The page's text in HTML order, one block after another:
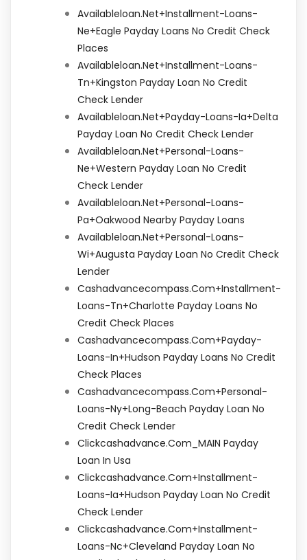
Availableloan.net+installment-Loans-
Ne+eagle Payday Loans No Credit Check
Places
Availableloan.net+installment-Loans-
Tn+kingston Payday Loan No Credit
Check Lender
Availableloan.net+payday-Loans-Ia+delta
Payday Loan No Credit Check Lender
Availableloan.net+personal-Loans-
Ne+western Payday Loan No Credit
Check Lender
Availableloan.net+personal-Loans-
Pa+oakwood Nearby Payday Loans
Availableloan.net+personal-Loans-
Wi+augusta Payday Loan No Credit Check
Lender
Cashadvancecompass.com+installment-
Loans-Tn+charlotte Payday Loans No
Credit Check Places
Cashadvancecompass.com+payday-
Loans-In+hudson Payday Loans No Credit
Check Places
Cashadvancecompass.com+personal-
Loans-Ny+long-Beach Payday Loan No
Credit Check Lender
Clickcashadvance.com_MAIN Payday
Loan In Usa
Clickcashadvance.com+installment-
Loans-Ia+hudson Payday Loan No Credit
Check Lender
Clickcashadvance.com+installment-
Loans-Nc+cleveland Payday Loan No